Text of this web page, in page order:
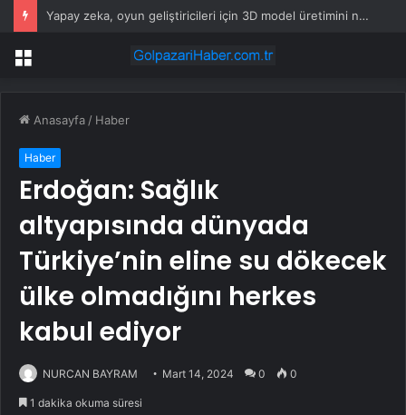
Yapay zeka, oyun geliştiricileri için 3D model üretimini nasıl değiştiriyor?
Menü
Anasayfa / Haber
Haber
Erdoğan: Sağlık
altyapısında dünyada
Türkiye’nin eline su dökecek
ülke olmadığını herkes
kabul ediyor
NURCAN BAYRAM Mart 14, 2024 0 0
1 dakika okuma süresi